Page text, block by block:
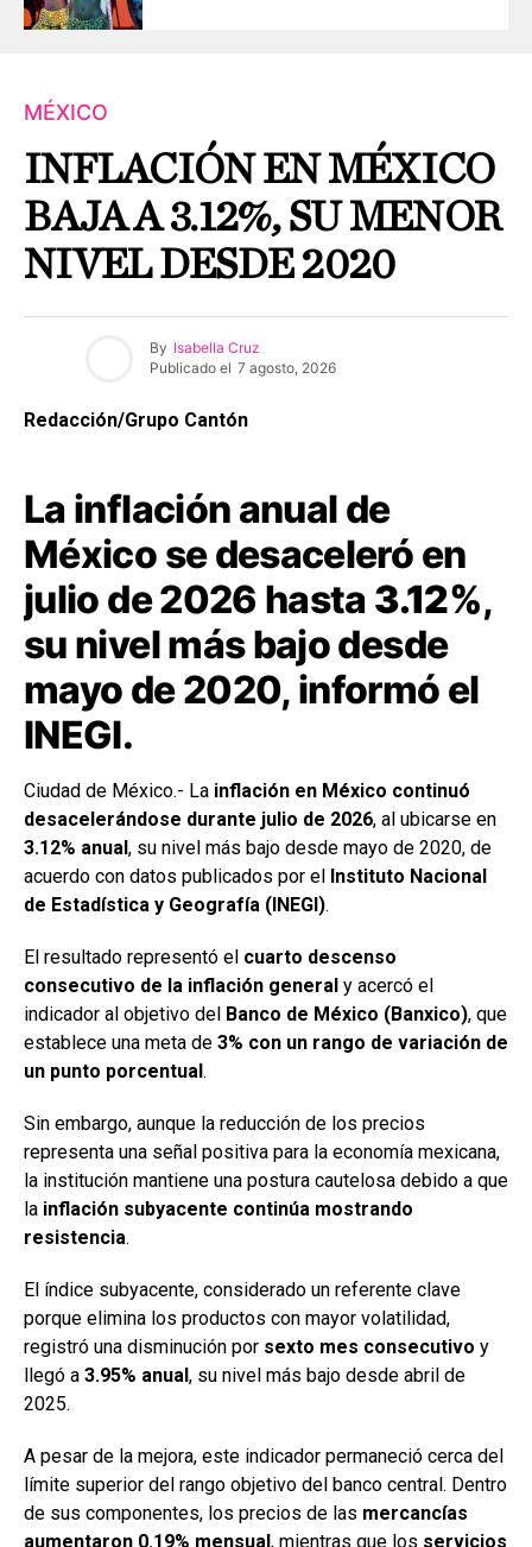
MÉXICO
INFLACIÓN EN MÉXICO
BAJA A 3.12%, SU MENOR
NIVEL DESDE 2020
By Isabella Cruz
Publicado el 7 agosto, 2026
Redacción/Grupo Cantón
La inflación anual de
México se desaceleró en
julio de 2026 hasta 3.12%,
su nivel más bajo desde
mayo de 2020, informó el
INEGI.
Ciudad de México.- La inflación en México continuó
desacelerándose durante julio de 2026, al ubicarse en
3.12% anual, su nivel más bajo desde mayo de 2020, de
acuerdo con datos publicados por el Instituto Nacional
de Estadística y Geografía (INEGI).
El resultado representó el cuarto descenso
consecutivo de la inflación general y acercó el
indicador al objetivo del Banco de México (Banxico), que
establece una meta de 3% con un rango de variación de
un punto porcentual.
Sin embargo, aunque la reducción de los precios
representa una señal positiva para la economía mexicana,
la institución mantiene una postura cautelosa debido a que
la inflación subyacente continúa mostrando
resistencia.
El índice subyacente, considerado un referente clave
porque elimina los productos con mayor volatilidad,
registró una disminución por sexto mes consecutivo y
llegó a 3.95% anual, su nivel más bajo desde abril de
2025.
A pesar de la mejora, este indicador permaneció cerca del
límite superior del rango objetivo del banco central. Dentro
de sus componentes, los precios de las mercancías
aumentaron 0.19% mensual, mientras que los servicios